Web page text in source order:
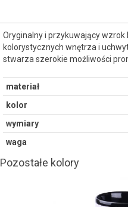
Oryginalny i przykuwający wzrok
kolorystycznych wnętrza i
stwarza szerokie możliwości
materiał
kolor
wymiary
waga
Pozostałe kolory